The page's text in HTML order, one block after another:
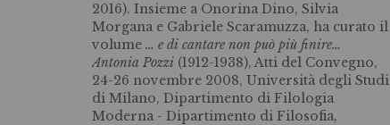
2016). Insieme a Onorina Dino, Silvia
Morgana e Gabriele Scaramuzza, ha curato il
volume… e di cantare non può più finire…
Antonia Pozzi (1912-1938), Atti del Convegno,
24-26 novembre 2008, Università degli Studi
di Milano, Dipartimento di Filologia
Moderna - Dipartimento di Filosofia,